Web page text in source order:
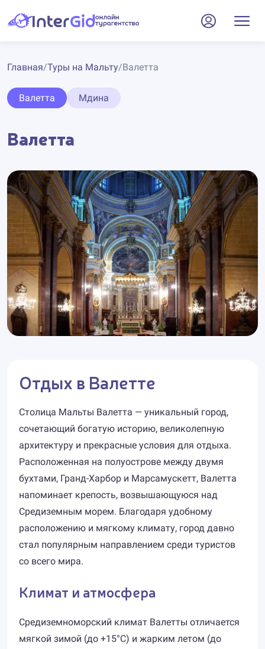
Главная/Туры на Мальту/Валетта
Валетта Мдина
Валетта
Отдых в Валетте
Столица Мальты Валетта — уникальный город,
сочетающий богатую историю, великолепную
архитектуру и прекрасные условия для отдыха.
Расположенная на полуострове между двумя
бухтами, Гранд-Харбор и Марсамускетт, Валетта
напоминает крепость, возвышающуюся над
Средиземным морем. Благодаря удобному
расположению и мягкому климату, город давно
стал популярным направлением среди туристов
со всего мира.
Климат и атмосфера
Средиземноморский климат Валетты отличается
мягкой зимой (до +15°C) и жарким летом (до